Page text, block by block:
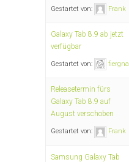
Gestartet von: Frank
Galaxy Tab 8.9 ab jetzt
verfügbar
Gestartet von: fiergna
Releasetermin fürs
Galaxy Tab 8.9 auf
August verschoben
Gestartet von: Frank
Samsung Galaxy Tab